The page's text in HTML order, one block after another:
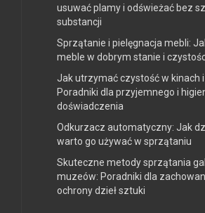
usuwać plamy i odświeżać bez
substancji
Sprzątanie i pielęgnacja mebli:
meble w dobrym stanie i
Jak utrzymać czystość w kinach
Poradniki dla przyjemnego i
doświadczenia
Odkurzacz automatyczny: Jak
warto go używać w sprzątaniu
Skuteczne metody sprzątania
muzeów: Poradniki dla
ochrony dzieł sztuki